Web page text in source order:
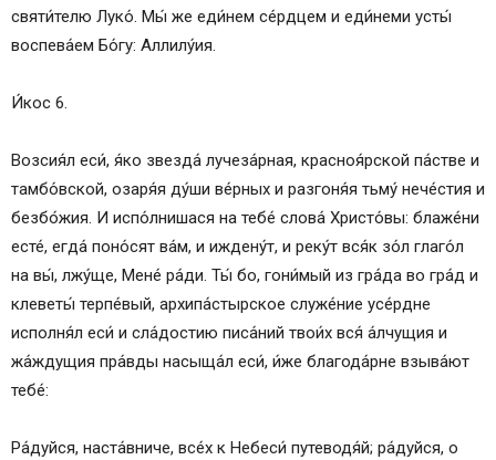
святи́телю Луко́. Мы́ же еди́нем се́рдцем и еди́неми усты́
воспева́ем Бо́гу: Аллилу́ия.
И́кос 6.
Возсия́л еси́, я́ко звезда́ лучеза́рная, красноя́рской па́стве и
тамбо́вской, озаря́я ду́ши ве́рных и разгоня́я тьму́ нече́стия и
безбо́жия. И испо́лнишася на тебе́ слова́ Христо́вы: блаже́ни
есте́, егда́ поно́сят ва́м, и иждену́т, и реку́т вся́к зо́л глаго́л
на вы́, лжу́ще, Мене́ ра́ди. Ты́ бо, гони́мый из гра́да во гра́д и
клеветы́ терпе́вый, архипа́стырское служе́ние усе́рдне
исполня́л еси́ и сла́достию писа́ний твои́х вся́ а́лчущия и
жа́ждущия пра́вды насыща́л еси́, и́же благода́рне взыва́ют
тебе́:
Ра́дуйся, наста́вниче, все́х к Небеси́ путеводя́й; ра́дуйся, о